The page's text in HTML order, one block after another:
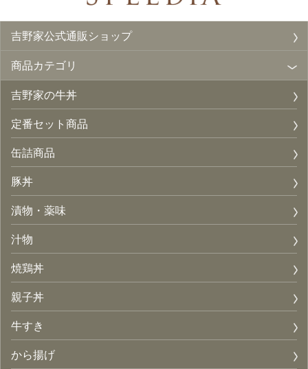
吉野家公式通販ショップ
商品カテゴリ
吉野家の牛丼
定番セット商品
缶詰商品
豚丼
漬物・薬味
汁物
焼鶏丼
親子丼
牛すき
から揚げ